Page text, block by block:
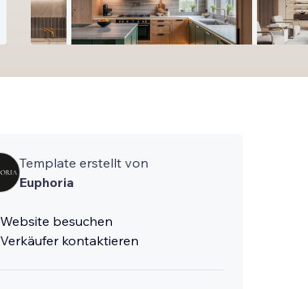
Template erstellt von
Euphoria
Website besuchen
Verkäufer kontaktieren